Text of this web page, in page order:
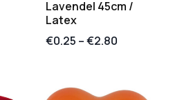
Lavendel 45cm /
Latex
€0.25 –€2.80